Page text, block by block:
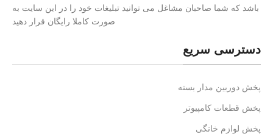
باشد که شما صاحبان مشاغل می توانید تبلیغات خود را در این سایت به
صورت کاملا رایگان قرار دهید
دسترسی سریع
پخش دوربین مدار بسته
پخش قطعات کامپیوتر
پخش لوازم خانگی